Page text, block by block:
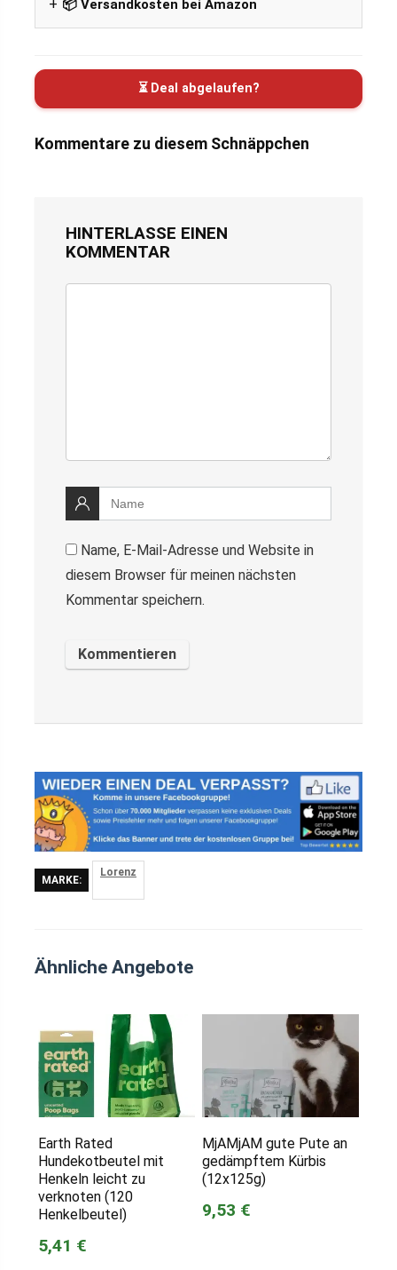
📦 Versandkosten bei Amazon
⏳ Deal abgelaufen?
Kommentare zu diesem Schnäppchen
HINTERLASSE EINEN
KOMMENTAR
Name, E-Mail-Adresse und Website in
diesem Browser für meinen nächsten
Kommentar speichern.
MARKE:
Lorenz
Ähnliche Angebote
Earth Rated
Hundekotbeutel mit
Henkeln leicht zu
verknoten (120
Henkelbeutel)
5,41 €
MjAMjAM gute Pute an
gedämpftem Kürbis
(12x125g)
9,53 €